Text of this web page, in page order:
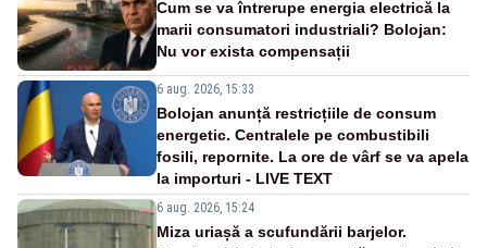
Cum se va întrerupe energia electrică la
marii consumatori industriali? Bolojan:
Nu vor exista compensații
6 aug. 2026, 15:33
Bolojan anunță restricțiile de consum
energetic. Centralele pe combustibili
fosili, repornite. La ore de vârf se va apela
la importuri - LIVE TEXT
6 aug. 2026, 15:24
Miza uriașă a scufundării barjelor.